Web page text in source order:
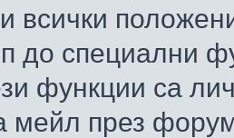
всички
до специални
функции са
през